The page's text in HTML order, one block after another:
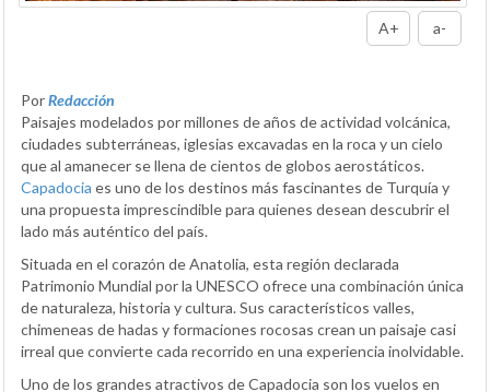
A+ a-
PorRedacción
Paisajes modelados por millones de años de actividad volcánica,
ciudades subterráneas, iglesias excavadas en la roca y un cielo
que al amanecer se llena de cientos de globos aerostáticos.
Capadocia es uno de los destinos más fascinantes de Turquía y
una propuesta imprescindible para quienes desean descubrir el
lado más auténtico del país.
Situada en el corazón de Anatolia, esta región declarada
Patrimonio Mundial por la UNESCO ofrece una combinación única
de naturaleza, historia y cultura. Sus característicos valles,
chimeneas de hadas y formaciones rocosas crean un paisaje casi
irreal que convierte cada recorrido en una experiencia inolvidable.
Uno de los grandes atractivos de Capadocia son los vuelos en